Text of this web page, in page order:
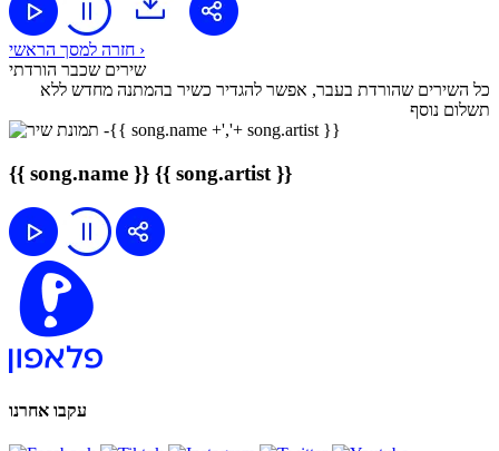
חזרה למסך הראשי ›
שירים שכבר הורדתי
כל השירים שהורדת בעבר, אפשר להגדיר כשיר בהמתנה מחדש ללא
תשלום נוסף
{{ song.name }} {{ song.artist }}
עקבו אחרנו